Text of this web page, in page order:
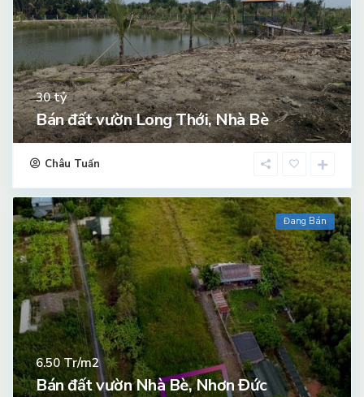
30tỷ
Bán đất vườn Long Thới, Nhà Bè
Châu Tuấn
Đang Bán
6.50Tr/m2
Bán đất vườn Nhà Bè, Nhơn Đức